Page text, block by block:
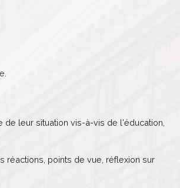
leur situation vis-à-vis de l'éducation,
réactions, points de vue, réflexion sur